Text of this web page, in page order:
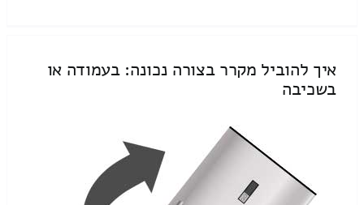
איך להוביל מקרר בצורה נכונה: בעמודה או
בשכיבה